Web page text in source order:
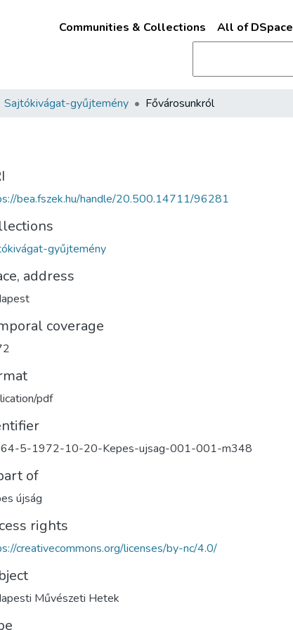
Communities & Collections All of DSpace
Sajtókivágat-gyűjtemény Fővárosunkról
bea.fszek.hu/handle/20.500.14711/96281
gyűjtemény
address
coverage
pdf
5-1972-10-20-Kepes-ujsag-001-001-m348
of
újság
rights
creativecommons.org/licenses/by-nc/4.0/
Művészeti Hetek